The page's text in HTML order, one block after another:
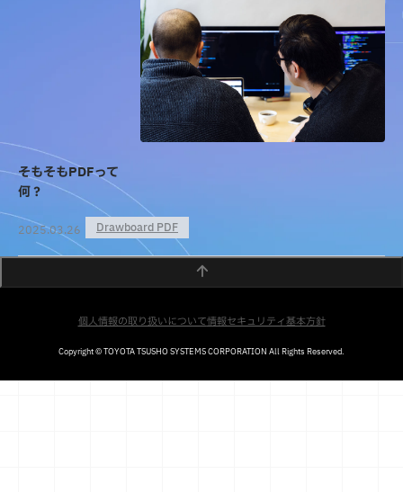
そもそもPDFって
何？
2025.03.26 Drawboard PDF
個人情報の取り扱いについて情報セキュリティ基本方針
Copyright © TOYOTA TSUSHO SYSTEMS CORPORATION All Rights Reserved.